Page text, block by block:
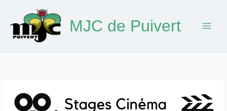
contenu
MJC de Puivert